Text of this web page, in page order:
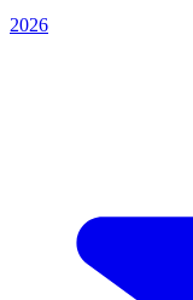
2026